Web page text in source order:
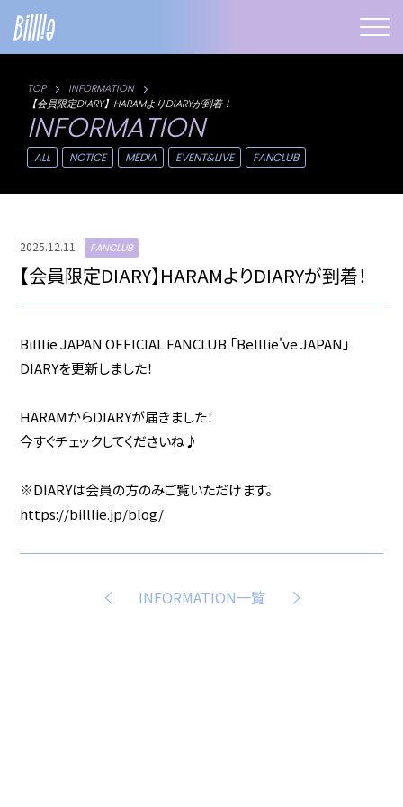
TOP
INFORMATION
【会員限定DIARY】HARAMよりDIARYが到着！
INFORMATION
ALL NOTICE MEDIA EVENT&LIVE FANCLUB
2025.12.11 FANCLUB
【会員限定DIARY】HARAMよりDIARYが到着！
Billlie JAPAN OFFICIAL FANCLUB 「Belllie've JAPAN」
DIARYを更新しました！
HARAMからDIARYが届きました！
今すぐチェックしてくださいね♪
※DIARYは会員の方のみご覧いただけます。
https://billlie.jp/blog/
INFORMATION一覧